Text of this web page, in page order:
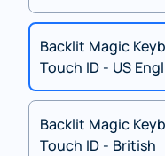
Backlit Magic
Touch ID - US
Backlit Magic
Touch ID - British